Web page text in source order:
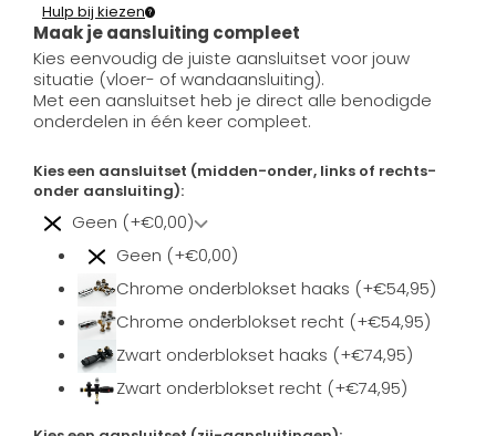
Maak je aansluiting compleet
Hulp bij kiezen
Kies eenvoudig de juiste aansluitset voor jouw
situatie (vloer- of wandaansluiting).
Met een aansluitset heb je direct alle benodigde
onderdelen in één keer compleet.
Kies een aansluitset (midden-onder, links of rechts-
onder aansluiting):
Geen (+€0,00)
Geen (+€0,00)
Chrome onderblokset haaks (+€54,95)
Chrome onderblokset recht (+€54,95)
Zwart onderblokset haaks (+€74,95)
Zwart onderblokset recht (+€74,95)